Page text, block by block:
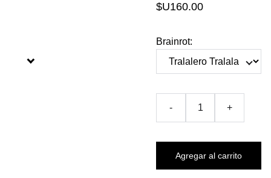
$U160.00
Brainrot:
- +
Agregar al carrito